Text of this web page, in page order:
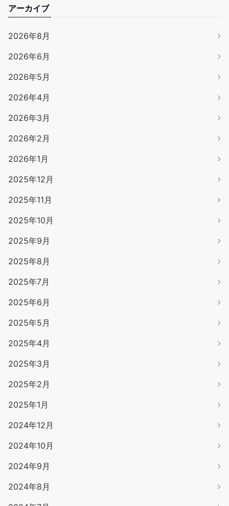
アーカイブ
2026年8月
2026年6月
2026年5月
2026年4月
2026年3月
2026年2月
2026年1月
2025年12月
2025年11月
2025年10月
2025年9月
2025年8月
2025年7月
2025年6月
2025年5月
2025年4月
2025年3月
2025年2月
2025年1月
2024年12月
2024年10月
2024年9月
2024年8月